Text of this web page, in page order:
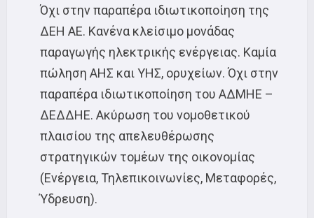
Όχι στην παραπέρα ιδιωτικοποίηση της
ΔΕΗ ΑΕ. Κανένα κλείσιμο μονάδας
παραγωγής ηλεκτρικής ενέργειας. Καμία
πώληση ΑΗΣ και ΥΗΣ, ορυχείων. Όχι στην
παραπέρα ιδιωτικοποίηση του ΑΔΜΗΕ –
ΔΕΔΔΗΕ. Ακύρωση του νομοθετικού
πλαισίου της απελευθέρωσης
στρατηγικών τομέων της οικονομίας
(Ενέργεια, Τηλεπικοινωνίες, Μεταφορές,
Ύδρευση).